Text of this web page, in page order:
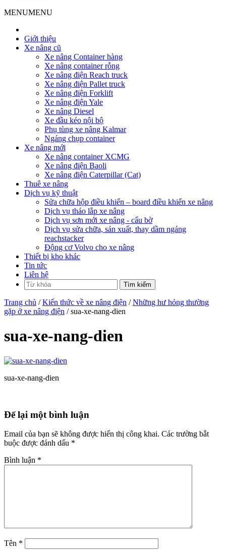
MENUMENU
Giới thiệu
Xe nâng cũ
Xe nâng Container hàng
Xe nâng container rỗng
Xe nâng điện Reach truck
Xe nâng điện Pallet truck
Xe nâng điện Forklift
Xe nâng điện Yale
Xe nâng Diesel
Xe đầu kéo nội bộ
Phụ tùng xe nâng Kalmar
Ngáng chụp container
Xe nâng mới
Xe nâng container XCMG
Xe nâng điện Baoli
Xe nâng điện Caterpillar (Cat)
Thuê xe nâng
Dịch vụ kỹ thuật
Sửa chữa hộp điều khiển – board điều khiển xe nâng
Dịch vụ tháo lắp xe nâng
Dịch vụ sơn mới xe nâng - cẩu bờ
Dịch vụ sửa chữa, sản xuất, thay dầm ngáng
reachstacker
Động cơ Volvo cho xe nâng
Thiết bị kho khác
Tin tức
Liên hệ
Trang chủ /Kiến thức về xe nâng điện /Những hư hỏng thường
gặp ở xe nâng điện / sua-xe-nang-dien
sua-xe-nang-dien
sua-xe-nang-dien
Để lại một bình luận
Email của bạn sẽ không được hiển thị công khai. Các trường bắt
buộc được đánh dấu *
Bình luận *
Tên *